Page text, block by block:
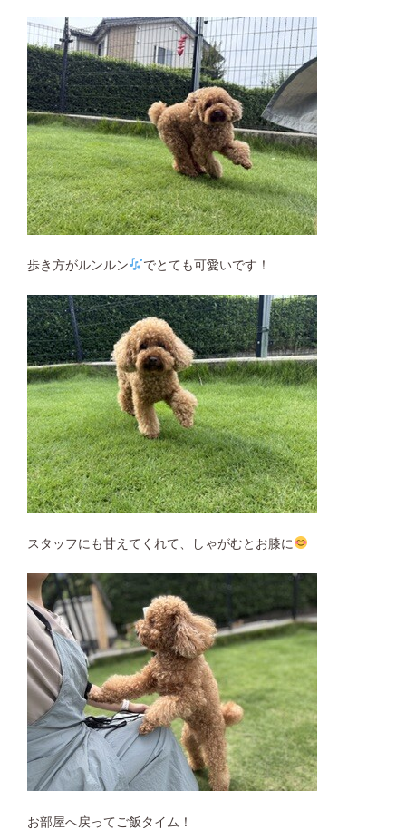
歩き方がルンルン でとても可愛いです！
スタッフにも甘えてくれて、しゃがむとお膝に
お部屋へ戻ってご飯タイム！